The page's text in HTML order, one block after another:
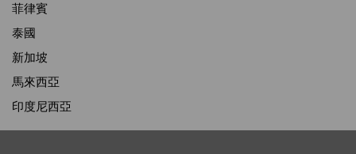
菲律賓
泰國
新加坡
馬來西亞
印度尼西亞